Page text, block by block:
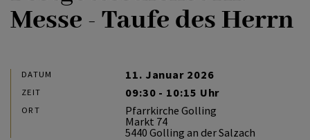
PFARREN
Messe - Taufe des Herrn
DATUM 11. Januar 2026
ZEIT 09:30 - 10:15 Uhr
ORT
Pfarrkirche Golling
Markt 74
5440 Golling an der Salzach